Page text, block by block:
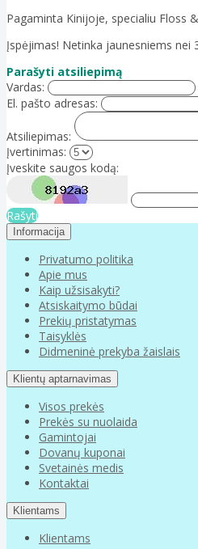
Pagaminta Kinijoje, specialiu Floss
Įspėjimas! Netinka jaunesniems nei
Parašyti atsiliepimą
Vardas:
El. pašto adresas:
Atsiliepimas:
Įvertinimas:
Įveskite saugos kodą:
Rašyti
Informacija
Privatumo politika
Apie mus
Kaip užsisakyti?
Atsiskaitymo būdai
Prekių pristatymas
Taisyklės
Didmeninė prekyba žaislais
Klientų aptarnavimas
Visos prekės
Prekės su nuolaida
Gamintojai
Dovanų kuponai
Svetainės medis
Kontaktai
Klientams
Klientams